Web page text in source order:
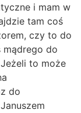
i mam w
tam coś
czy to do
mądrego do
to może
do